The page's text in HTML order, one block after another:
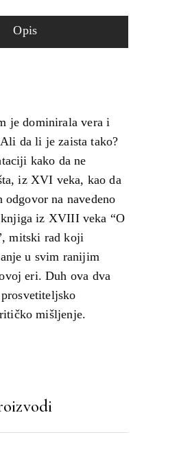
Opis
je dominirala vera i
da li je zaista tako?
kako da ne
iz XVI veka, kao da
odgovor na navedeno
iz XVIII veka “O
mitski rad koji
u svim ranijim
eri. Duh ova dva
mišljenje.